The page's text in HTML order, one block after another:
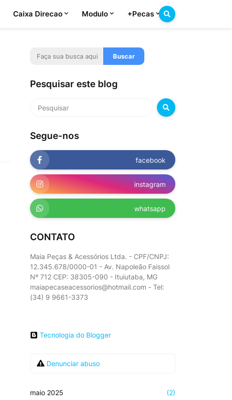
Caixa Direcao Modulo +Pecas
Pesquisar este blog
Segue-nos
facebook
instagram
whatsapp
CONTATO
Maia Peças & Acessórios Ltda. - CPF/CNPJ:
12.345.678/0000-01 - Av. Napoleão Faissol
Nº 712 CEP: 38305-090 - Ituiutaba, MG
maiapecaseacessorios@hotmail.com - Tel:
(34) 9 9661-3373
Tecnologia do Blogger
Denunciar abuso
maio 2025 (2)